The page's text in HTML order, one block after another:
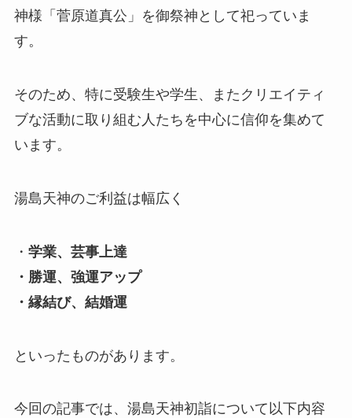
神様「菅原道真公」を御祭神として祀っていま
す。
そのため、特に受験生や学生、またクリエイティ
ブな活動に取り組む人たちを中心に信仰を集めて
います。
湯島天神のご利益は幅広く
・ 学業、芸事上達
・勝運、強運アップ
・縁結び、結婚運
といったものがあります。
今回の記事では、湯島天神初詣について以下内容